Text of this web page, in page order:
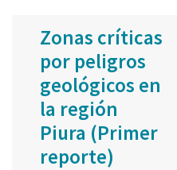
Zonas críticas
por peligros
geológicos en
la región
Piura (Primer
reporte)